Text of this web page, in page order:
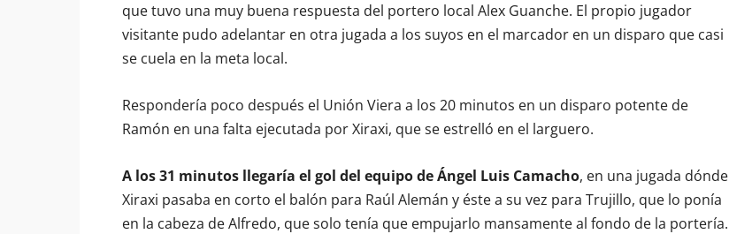
que tuvo una muy buena respuesta del portero local Alex Guanche. El propio jugador
visitante pudo adelantar en otra jugada a los suyos en el marcador en un disparo que casi
se cuela en la meta local.
Respondería poco después el Unión Viera a los 20 minutos en un disparo potente de
Ramón en una falta ejecutada por Xiraxi, que se estrelló en el larguero.
A los 31 minutos llegaría el gol del equipo de Ángel Luis Camacho, en una jugada dónde
Xiraxi pasaba en corto el balón para Raúl Alemán y éste a su vez para Trujillo, que lo ponía
en la cabeza de Alfredo, que solo tenía que empujarlo mansamente al fondo de la portería.